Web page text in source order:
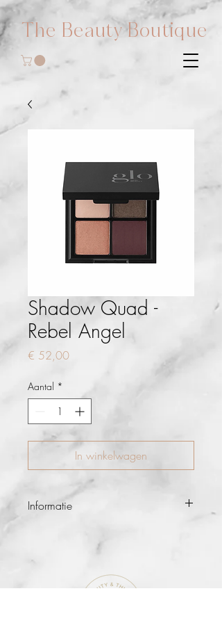
The Beauty Boutique
Shadow Quad -
Rebel Angel
€ 52,00Prijs
Aantal *
In winkelwagen
Informatie
tinten. Samengesteld met antioxidanten
en rijke minerale pigmenten. Deze
mengbare kleuren brengen elke look tot